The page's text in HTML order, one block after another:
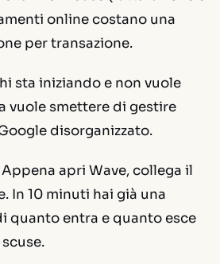
online costano una
per transazione.
sta iniziando e non vuole
vuole smettere di gestire
disorganizzato.
Appena apri Wave, collega il
In 10 minuti hai già una
quanto entra e quanto esce